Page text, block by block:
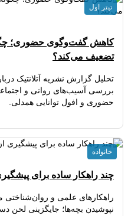
کاهش گفت‌وگوی حضوری؛
تضعیف می‌کند؟
بررسی آسیب‌های روانی و
حضوری و افول توانایی همدلی.
تیتر اول
چند راهکار ساده برای
راهکارهای علمی و
نپوشیدن بچه‌ها؛ جایگزینی لحن
خانواده